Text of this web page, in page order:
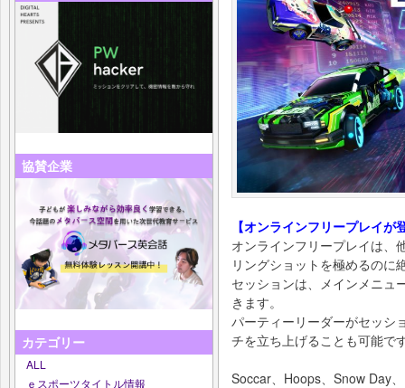
協賛企業
カテゴリー
ALL
ｅスポーツタイトル情報
【オンラインフリープレイが
オンラインフリープレイは、
リングショットを極めるのに
セッションは、メインメニュ
きます。
パーティーリーダーがセッシ
チを立ち上げることも可能で
Soccar、Hoops、Snow Day